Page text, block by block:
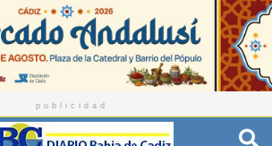
publicidad